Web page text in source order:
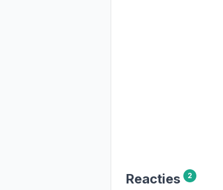
Reacties 2